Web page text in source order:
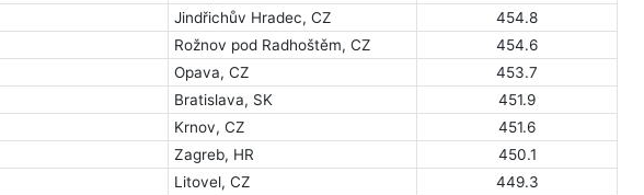
Jindřichův Hradec, CZ
454.8
Rožnov pod Radhoštěm, CZ
454.6
Opava, CZ
453.7
Bratislava, SK
451.9
Krnov, CZ
451.6
Zagreb, HR
450.1
Litovel, CZ
449.3